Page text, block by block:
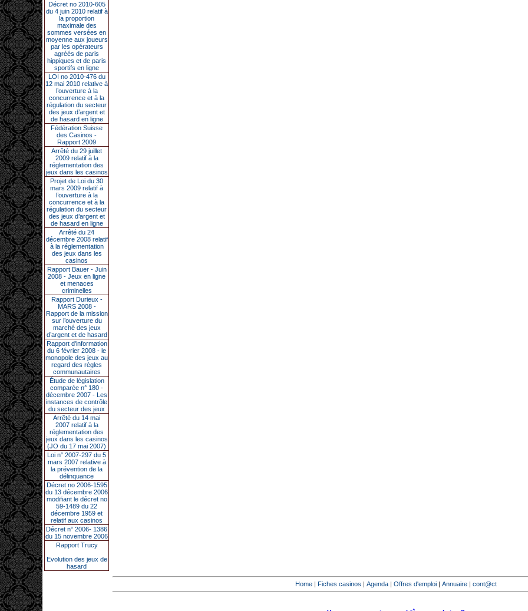
Décret no 2010-605
du 4 juin 2010 relatif à
la proportion
maximale des
sommes versées en
moyenne aux joueurs
par les opérateurs
agréés de paris
hippiques et de paris
sportifs en ligne
LOI no 2010-476 du
12 mai 2010 relative à
l’ouverture à la
concurrence et à la
régulation du secteur
des jeux d’argent et
de hasard en ligne
Fédération Suisse
des Casinos -
Rapport 2009
Arrêté du 29 juillet
2009 relatif à la
réglementation des
jeux dans les casinos
Projet de Loi du 30
mars 2009 relatif à
l’ouverture à la
concurrence et à la
régulation du secteur
des jeux d’argent et
de hasard en ligne
Arrêté du 24
décembre 2008 relatif
à la réglementation
des jeux dans les
casinos
Rapport Bauer - Juin
2008 - Jeux en ligne
et menaces
criminelles
Rapport Durieux -
MARS 2008 -
Rapport de la mission
sur l’ouverture du
marché des jeux
d’argent et de hasard
Rapport d'information
du 6 février 2008 - le
monopole des jeux au
regard des règles
communautaires
Étude de législation
comparée n° 180 -
décembre 2007 - Les
instances de contrôle
du secteur des jeux
Arrêté du 14 mai
2007 relatif à la
réglementation des
jeux dans les casinos
(JO du 17 mai 2007)
Loi n° 2007-297 du 5
mars 2007 relative à
la prévention de la
délinquance
Décret no 2006-1595
du 13 décembre 2006
modifiant le décret no
59-1489 du 22
décembre 1959 et
relatif aux casinos
Décret n° 2006- 1386
du 15 novembre 2006
Rapport Trucy
Evolution des jeux de
hasard
Home | Fiches casinos | Agenda | Offres d'emploi | Annuaire | cont@ct